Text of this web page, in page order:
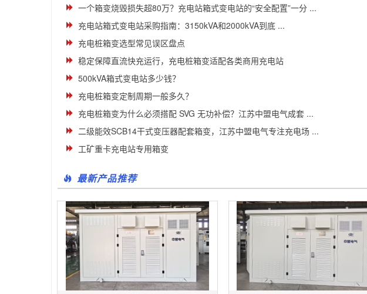
一个箱变烧毁损失超80万？充电站箱式变电站的“安全配置”一分 ...
充电站箱式变电站采购指南：3150kVA和2000kVA到底 ...
充电桩箱变选型常见误区盘点
稳定保障直流快充运行，充电桩箱变适配各类商用充电站
500kVA箱式变电站多少钱？
充电桩箱变定制周期一般多久？
充电桩箱变为什么必须搭配 SVG 无功补偿？江苏中盟电气成套 ...
二级能效SCB14干式变压器配套箱变，江苏中盟电气专注充电场 ...
工矿重卡充电站专用箱变
最新产品推荐